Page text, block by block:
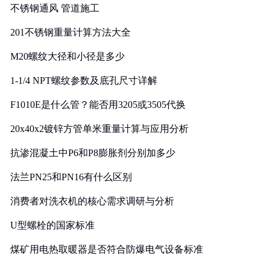
不锈钢通风 管道施工
201不锈钢重量计算方法大全
M20螺纹大径和小径是多少
1-1/4 NPT螺纹参数及底孔尺寸详解
F1010E是什么管？能否用3205或3505代换
20x40x2镀锌方管单米重量计算与应用分析
抗渗混凝土中P6和P8膨胀剂分别加多少
法兰PN25和PN16有什么区别
消费者对洗衣机的核心需求调研与分析
U型螺栓的国家标准
煤矿用电热取暖器是否符合防爆电气设备标准